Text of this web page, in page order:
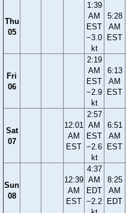
Thu
05
1:39
AM
EST
−3.0
kt
5:28
AM
EST
Fri
06
2:19
AM
EST
−2.9
kt
6:13
AM
EST
Sat
07
12:01
AM
EST
2:57
AM
EST
−2.6
kt
6:51
AM
EST
Sun
08
12:39
AM
EST
4:37
AM
EDT
−2.2
8:25
AM
EDT